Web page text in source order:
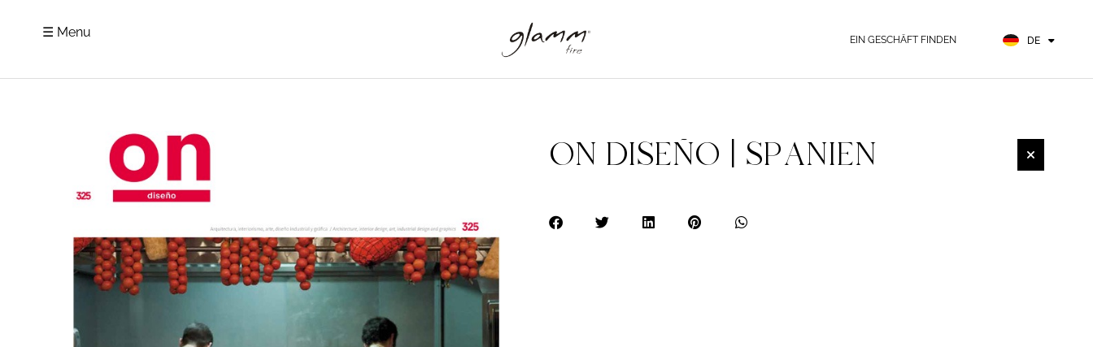
☰ Menu EIN GESCHÄFT FINDEN DE
ES
ON DISEÑO | SPANIEN